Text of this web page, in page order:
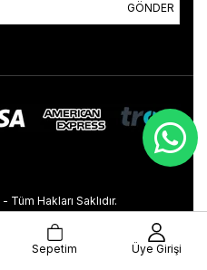
GÖNDER
- Tüm Hakları Saklıdır.
Sepetim Üye Girişi